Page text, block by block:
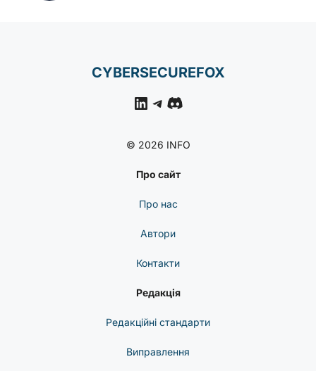
CYBERSECUREFOX
LinkedIn
Telegram
Discord
© 2026 INFO
Про сайт
Про нас
Автори
Контакти
Редакція
Редакційні стандарти
Виправлення